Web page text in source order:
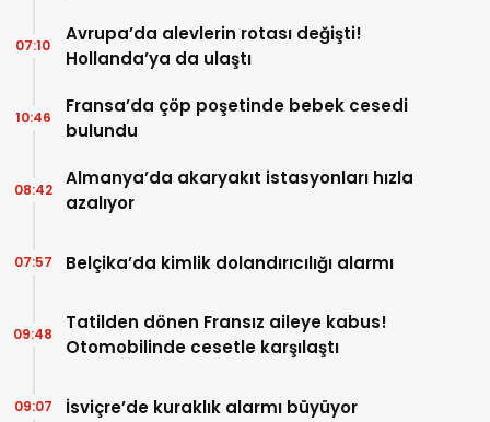
Avrupa’da alevlerin rotası değişti!
Hollanda’ya da ulaştı
07:10
Fransa’da çöp poşetinde bebek cesedi
bulundu
10:46
Almanya’da akaryakıt istasyonları hızla
azalıyor
08:42
Belçika’da kimlik dolandırıcılığı alarmı
07:57
Tatilden dönen Fransız aileye kabus!
Otomobilinde cesetle karşılaştı
09:48
İsviçre’de kuraklık alarmı büyüyor
09:07